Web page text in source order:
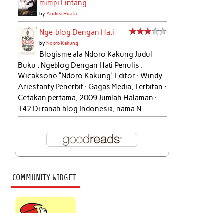
mimpi Lintang
byAndrea Hirata
Nge-blog Dengan Hati
byNdoro Kakung
Blogisme ala Ndoro Kakung Judul
Buku : Ngeblog Dengan Hati Penulis :
Wicaksono “Ndoro Kakung” Editor : Windy
Ariestanty Penerbit : Gagas Media, Terbitan :
Cetakan pertama, 2009 Jumlah Halaman :
142 Di ranah blog Indonesia, nama N...
COMMUNITY WIDGET